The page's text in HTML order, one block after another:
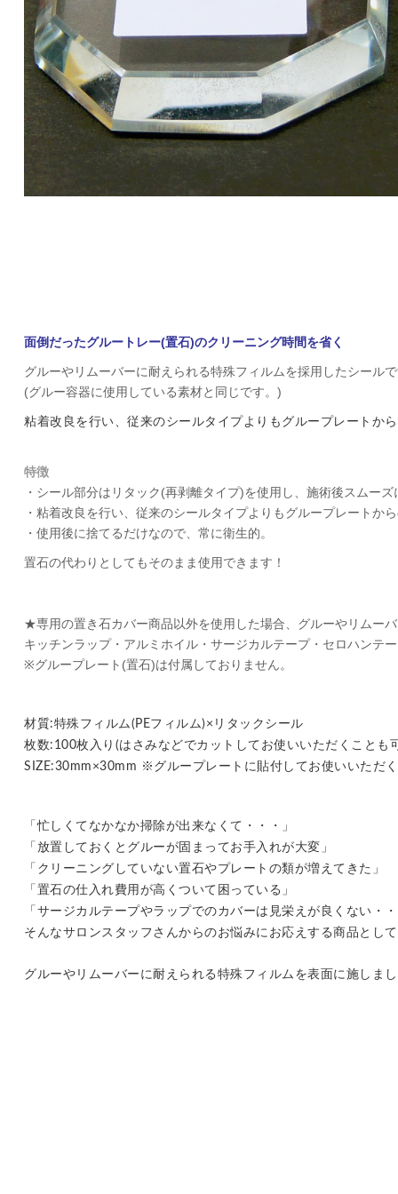
面倒だったグルートレー(置石)のクリーニング時間を省く
グルーやリムーバーに耐えられる特殊フィルムを採用したシール
(グルー容器に使用している素材と同じです。 )
粘着改良を行い、従来のシールタイプよりもグループレートか
特徴
・シール部分はリタック(再剥離タイプ)を使用し、施術後スムー
・粘着改良を行い、従来のシールタイプよりもグループレートか
・使用後に捨てるだけなので、常に衛生的。
置石の代わりとしてもそのまま使用できます！
★専用の置き石カバー商品以外を使用した場合、グルーやリムー
キッチンラップ・アルミホイル・サージカルテープ・セロハンテ
※グループレート (置石)は付属しておりません。
材質:特殊フィルム(PEフィルム)×リタックシール
枚数:100枚入り(はさみなどでカットしてお使いいただくことも
SIZE:30mm×30mm ※グループレートに貼付してお使いいただ
「忙しくてなかなか掃除が出来なくて・・・」
「放置しておくとグルーが固まってお手入れが大変」
「クリーニングしていない置石やプレートの類が増えてきた」
「置石の仕入れ費用が高くついて困っている」
「サージカルテープやラップでのカバーは見栄えが良くない・
そんなサロンスタッフさんからのお悩みにお応えする商品とし
グルーやリムーバーに耐えられる特殊フィルムを表面に施しま